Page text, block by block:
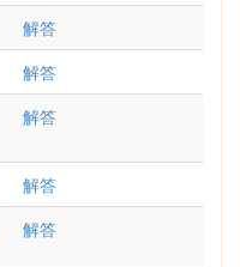
解答
解答
解答
解答
解答